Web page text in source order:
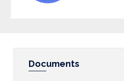
Documents